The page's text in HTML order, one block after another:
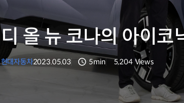
디 올 뉴 코나의 아이코
현대자동차2023.05.03 5min 5,204 Views